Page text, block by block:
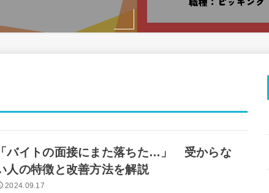
バイトの面接にまた落ちた…」 受からな
人の特徴と改善方法を解説
2024.09.17